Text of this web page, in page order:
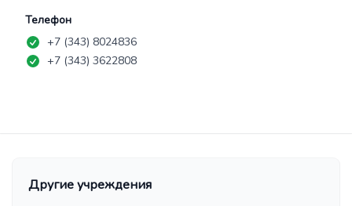
Телефон
+7 (343) 8024836
+7 (343) 3622808
Другие учреждения